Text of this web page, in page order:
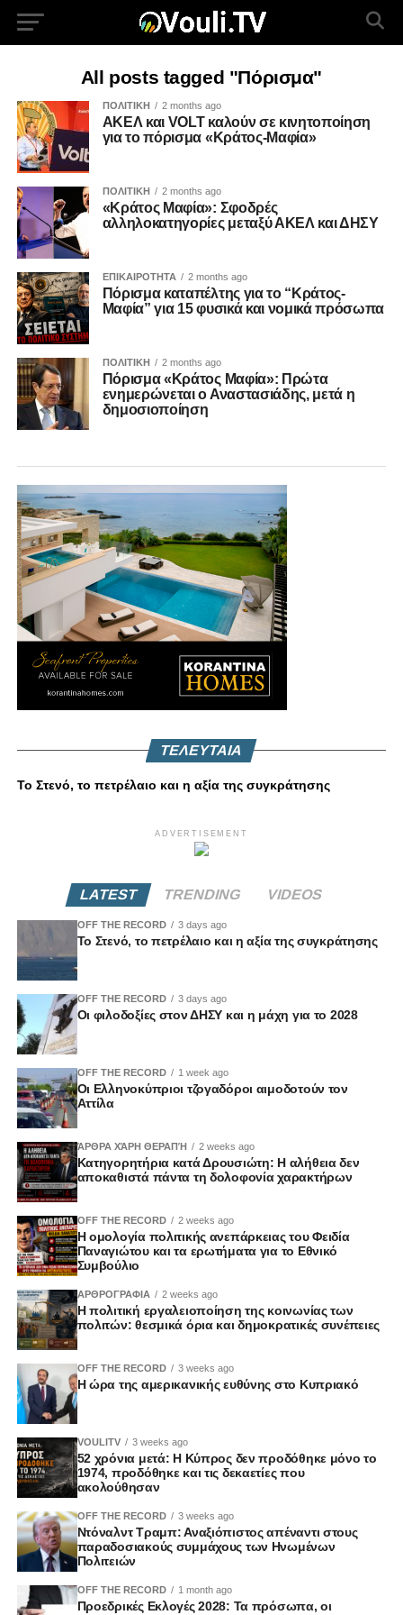
All posts tagged "Πόρισμα"
ΠΟΛΙΤΙΚΗ 2 months ago
ΑΚΕΛ και VOLT καλούν σε κινητοποίηση
για το πόρισμα «Κράτος-Μαφία»
ΠΟΛΙΤΙΚΗ 2 months ago
«Κράτος Μαφία»: Σφοδρές
αλληλοκατηγορίες μεταξύ ΑΚΕΛ και ΔΗΣΥ
ΕΠΙΚΑΙΡΟΤΗΤΑ 2 months ago
Πόρισμα καταπέλτης για το “Κράτος-
Μαφία” για 15 φυσικά και νομικά πρόσωπα
ΠΟΛΙΤΙΚΗ 2 months ago
Πόρισμα «Κράτος Μαφία»: Πρώτα
ενημερώνεται ο Αναστασιάδης, μετά η
δημοσιοποίηση
ΤΕΛΕΥΤΑΙΑ
Το Στενό, το πετρέλαιο και η αξία της συγκράτησης
ADVERTISEMENT
LATEST TRENDING VIDEOS
OFF THE RECORD 3 days ago
Το Στενό, το πετρέλαιο και η αξία της συγκράτησης
OFF THE RECORD 3 days ago
Οι φιλοδοξίες στον ΔΗΣΥ και η μάχη για το 2028
OFF THE RECORD 1 week ago
Οι Ελληνοκύπριοι τζογαδόροι αιμοδοτούν τον
Αττίλα
ΆΡΘΡΑ ΧΆΡΗ ΘΕΡΑΠΉ 2 weeks ago
Κατηγορητήρια κατά Δρουσιώτη: Η αλήθεια δεν
αποκαθιστά πάντα τη δολοφονία χαρακτήρων
OFF THE RECORD 2 weeks ago
Η ομολογία πολιτικής ανεπάρκειας του Φειδία
Παναγιώτου και τα ερωτήματα για το Εθνικό
Συμβούλιο
ΑΡΘΡΟΓΡΑΦΙΑ 2 weeks ago
Η πολιτική εργαλειοποίηση της κοινωνίας των
πολιτών: θεσμικά όρια και δημοκρατικές συνέπειες
OFF THE RECORD 3 weeks ago
Η ώρα της αμερικανικής ευθύνης στο Κυπριακό
VOULITV 3 weeks ago
52 χρόνια μετά: Η Κύπρος δεν προδόθηκε μόνο το
1974, προδόθηκε και τις δεκαετίες που
ακολούθησαν
OFF THE RECORD 3 weeks ago
Ντόναλντ Τραμπ: Αναξιόπιστος απέναντι στους
παραδοσιακούς συμμάχους των Ηνωμένων
Πολιτειών
OFF THE RECORD 1 month ago
Προεδρικές Εκλογές 2028: Τα πρόσωπα, οι